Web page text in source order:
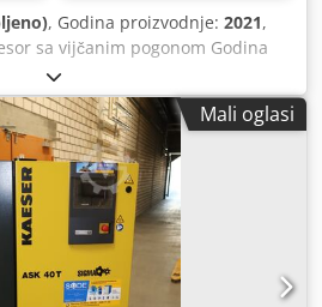
, Godina proizvodnje: 2021,
sa vijčanim pogonom Godina
podaci: Volumetrijski protok pri
snaga motora: 7,5 kW Dimenzije:
275 kg Sati rada: 11867 Sati
vrijeme do zamjene zračnog
sati S Air control B Dodatni
rad pri opterećenju / bez
automatsko ponovno
– daljinsko
da Memorija pogrešaka (broj
rashladni sušač: COMBI, da
Mali oglasi